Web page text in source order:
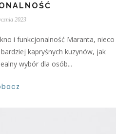
2023
i funkcjonalność Maranta, nieco
kapryśnych kuzynów, jak
wybór dla osób...